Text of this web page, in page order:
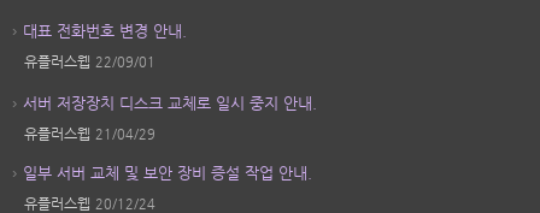
대표 전화번호 변경 안내.
유플러스웹 22/09/01
서버 저장장치 디스크 교체로 일시 중지 안내.
유플러스웹 21/04/29
일부 서버 교체 및 보안 장비 증설 작업 안내.
유플러스웹 20/12/24